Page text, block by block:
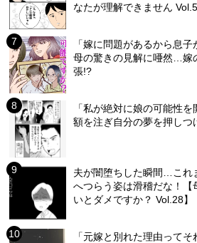
なたが理解できません Vol.5
「嫁に問題があるから息
母の驚きの見解に唖然…嫁
張!?
「私が絶対に娘の可能性
額を注ぎ自分の夢を押しつ
夫が闇堕ちした瞬間…これ
へつらう姿は滑稽だな！【
いとダメですか？ Vol.28】
「元嫁と別れた理由って